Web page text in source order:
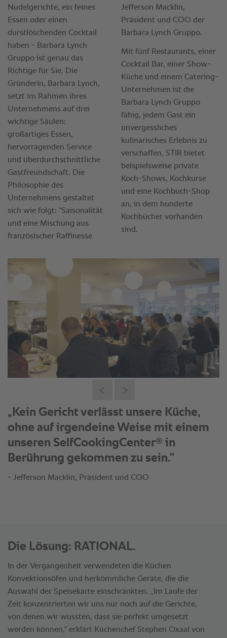
„Kein Gericht verlässt unsere Küche,
ohne auf irgendeine Weise mit einem
unseren SelfCookingCenter® in
Berührung gekommen zu sein."
- Jefferson Macklin, Präsident und COO
Die Lösung: RATIONAL.
In der Vergangenheit verwendeten die Küchen
Konvektionsöfen und herkömmliche Geräte, die die
Auswahl der Speisekarte einschränkten. „Im Laufe der
Zeit konzentrierten wir uns nur noch auf die Gerichte,
von denen wir wussten, dass sie perfekt umgesetzt
werden können," erklärt Küchenchef Stephen Oxaal von